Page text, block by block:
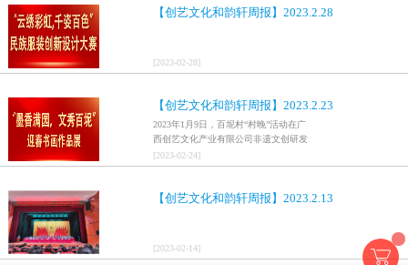
【创艺文化和韵轩周报】2023.2.28
[2023-02-28]
【创艺文化和韵轩周报】2023.2.23
2023年1月9日，百坭村“村晚”活动在广
西创艺文化产业有限公司非遗文创研发
基地、百色市乐业县百坭壮族织布技艺
传承创意基地正式开启，活动紧扣“启航
村特色设计舞美，突出乡村文艺新体
[2023-02-24]
【创艺文化和韵轩周报】2023.2.13
[2023-02-14]